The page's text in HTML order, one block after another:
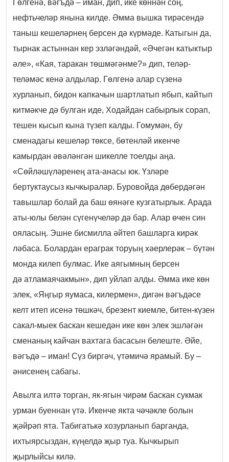
Гөлгенә, вәгъдә – иман, дип, ике көннән соң,
нефтьчеләр янына килде. Әмма вышка тирәсендә
таныш кешеләрнең берсен дә күрмәде. Катыгын да,
тырнак астыннан кер эзләгәндәй, «Әчегән катыктыр
әле», «Кая, таракан төшмәгәнме?» дип, теләр-
теләмәс кенә алдылар. Гөлгенә алар сүзенә
хурланып, бидон капкачын шартлатып ябып, кайтып
китмәкче дә булган иде, Ходайдан сабырлык сорап,
тешен кысып кына түзеп калды. Гомумән, бу
сменадагы кешеләр төксе, бөтенләй икенче
камырдан әвәләнгән шикелле тоелды аңа.
«Сөйләшүләренең ата-анасы юк. Үзләре
бертуктаусыз кычкыралар. Буровойда дөбердәгән
тавышлар болай да баш өянәге кузгатырлык. Арада
аты-юлы белән сүгенүчеләр дә бар. Алар өчен син
ояласың. Эшне бисмилла әйтеп башларга кирәк
ләбаса. Болардан ераграк торуың хәерлерәк – бүтән
монда килеп булмас. Ике аягымның берсен
дә атламаячакмын», дип уйлап алды. Әмма ике көн
элек, «Яңгыр яумаса, килермен», дигән вәгъдәсе
келт итеп исенә төшкәч, брезент киемле, битен-күзен
сакал-мыек баскан кешедән ике көн элек эшләгән
сменаның кайчан вахтага басасын белеште. Әйе,
вәгъдә – иман! Сүз биргәч, үтәмичә ярамый. Бу –
әнисенең сабагы.
Авылга илтә торган, як-ягын чирәм баскан сукмак
урман буеннан үтә. Икенче якта чәчәкле болын
җәйрәп ята. Табигатькә хозурланып барганда,
ихтыярсыздан, күңелдә җыр туа. Кычкырып
җырлыйсы килә.